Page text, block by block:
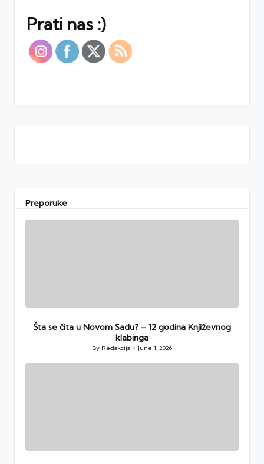
Prati nas :)
Preporuke
Šta se čita u Novom Sadu? – 12 godina Književnog
klabinga
Posted
By Redakcija June 1, 2026